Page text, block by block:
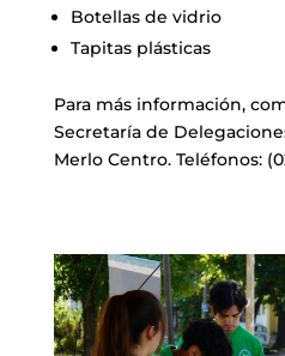
Botellas de vidrio
Tapitas plásticas
Para más información,
Secretaría de
Merlo Centro. Teléfonos: